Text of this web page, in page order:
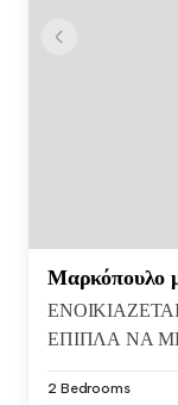
Μαρκόπουλο
ΕΠΙΠΛΑ ΝΑ
2 Bedrooms